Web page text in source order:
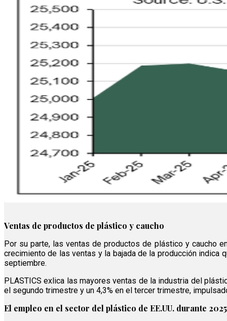
Ventas de productos de plástico y caucho
Por su parte, las ventas de productos de plástico y caucho
crecimiento de las ventas y la bajada de la producción
septiembre.
PLASTICS exlica las mayores ventas de la industria del
el segundo trimestre y un 4,3% en el tercer trimestre,
El empleo en el sector del plástico de EE.UU. durante 2025